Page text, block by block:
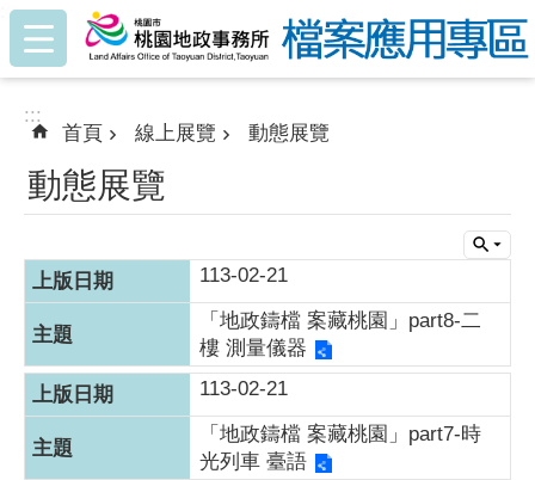
跳到主要內容區塊
:::
:::
首頁 線上展覽 動態展覽
動態展覽
113-02-21
「地政鑄檔 案藏桃園」part8-二
樓 測量儀器
113-02-21
「地政鑄檔 案藏桃園」part7-時
光列車 臺語